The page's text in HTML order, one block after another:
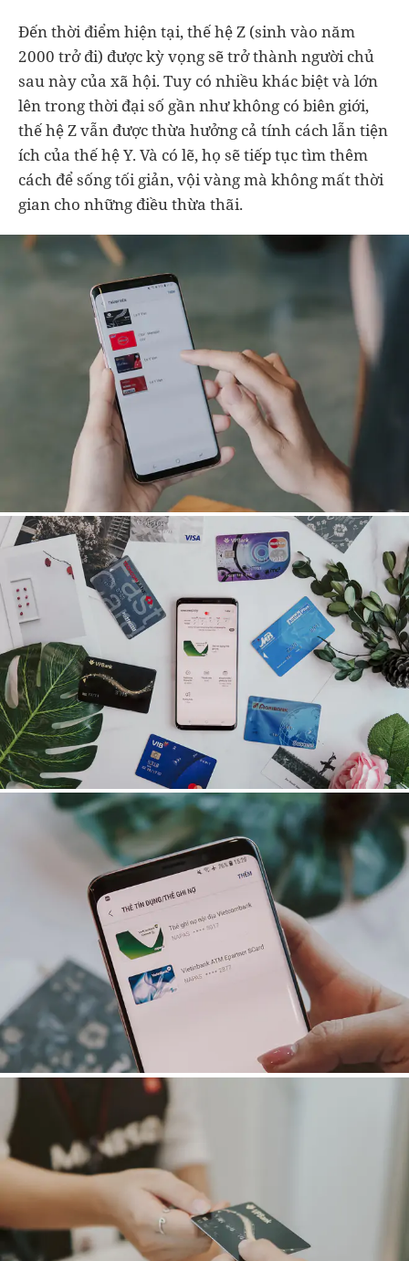
Đến thời điểm hiện tại, thế hệ Z (sinh vào năm
2000 trở đi) được kỳ vọng sẽ trở thành người chủ
sau này của xã hội. Tuy có nhiều khác biệt và lớn
lên trong thời đại số gần như không có biên giới,
thế hệ Z vẫn được thừa hưởng cả tính cách lẫn tiện
ích của thế hệ Y. Và có lẽ, họ sẽ tiếp tục tìm thêm
cách để sống tối giản, vội vàng mà không mất thời
gian cho những điều thừa thãi.